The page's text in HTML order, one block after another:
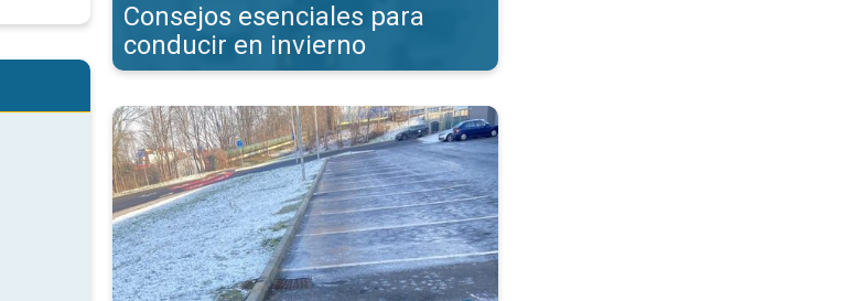
Consejos esenciales para
conducir en invierno
Los diferentes tipos de precipitaciones invernales. Nieve, aguanieve, granizo. . .